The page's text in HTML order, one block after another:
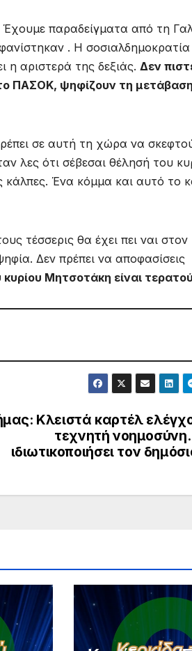
Έχουμε παραδείγματα από τη
. Η σοσιαλδημοκρατία
η αριστερά της δεξιάς. Δεν
ΠΑΣΟΚ, ψηφίζουν τη
σε αυτή τη χώρα να
λες ότι σέβεσαι θέλησή του
κάλπες. Ένα κόμμα και αυτό το
τέσσερις θα έχει πει ναι στον
Δεν πρέπει να αποφασίσεις
Μητσοτάκη είναι
Κλειστά καρτέλ
τεχνητή
ιδιωτικοποιήσει τον